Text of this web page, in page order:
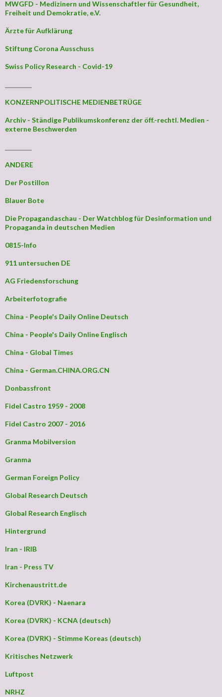
MWGFD - Medizinern und Wissenschaftler für Gesundheit,
Freiheit und Demokratie, e.V.
Ärzte für Aufklärung
Stiftung Corona Ausschuss
Swiss Policy Research - Covid-19
KONZERNPOLITISCHE MEDIENBETRÜGE
Archiv - Ständige Publikumskonferenz der öff.-rechtl. Medien -
externe Beschwerden
ANDERE
Der Postillon
Blauer Bote
Die Propagandaschau - Der Watchblog für Desinformation und
Propaganda in deutschen Medien
0815-Info
911 untersuchen DE
AG Friedensforschung
Arbeiterfotografie
China - People's Daily Online Deutsch
China - People's Daily Online Englisch
China - Global Times
China - German.CHINA.ORG.CN
Donbassfront
Fidel Castro 1959 - 2008
Fidel Castro 2007 - 2016
Granma Mobilversion
Granma
German Foreign Policy
Global Research Deutsch
Global Research Englisch
Hintergrund
Iran - IRIB
Iran - Press TV
Kirchenaustritt.de
Korea (DVRK) - Naenara
Korea (DVRK) - KCNA (deutsch)
Korea (DVRK) - Stimme Koreas (deutsch)
Kritisches Netzwerk
Luftpost
NRHZ